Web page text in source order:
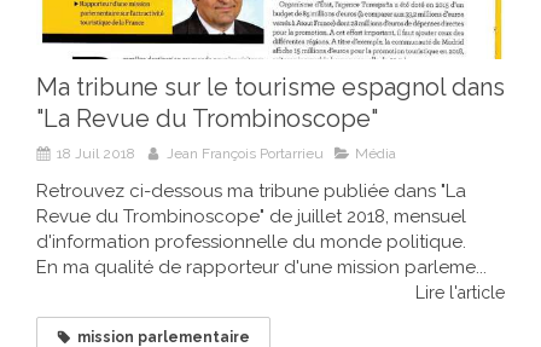
Ma tribune sur le tourisme espagnol dans
"La Revue du Trombinoscope"
18 Juil 2018 Jean François Portarrieu Média
Retrouvez ci-dessous ma tribune publiée dans "La
Revue du Trombinoscope" de juillet 2018, mensuel
d'information professionnelle du monde politique.
En ma qualité de rapporteur d'une mission parleme...
Lire l'article
mission parlementaire